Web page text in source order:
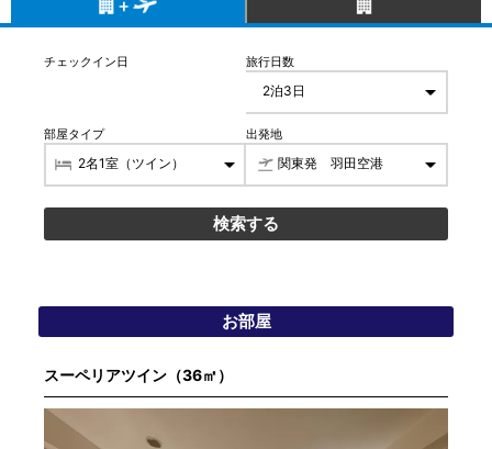
チェックイン日 旅行日数
部屋タイプ 出発地
お部屋
スーペリアツイン（36㎡）